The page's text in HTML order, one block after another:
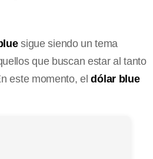
sigue siendo un tema
que buscan estar al tanto
este momento, eldólar blue